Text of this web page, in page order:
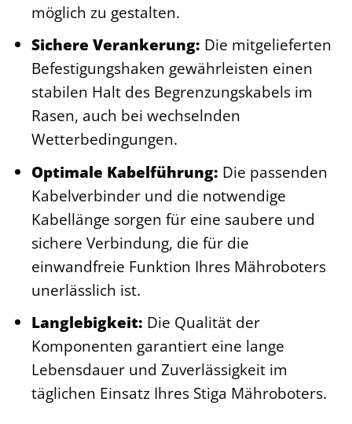
möglich zu gestalten.
Sichere Verankerung: Die mitgelieferten
Befestigungshaken gewährleisten einen
stabilen Halt des Begrenzungskabels im
Rasen, auch bei wechselnden
Wetterbedingungen.
Optimale Kabelführung: Die passenden
Kabelverbinder und die notwendige
Kabellänge sorgen für eine saubere und
sichere Verbindung, die für die
einwandfreie Funktion Ihres Mähroboters
unerlässlich ist.
Langlebigkeit: Die Qualität der
Komponenten garantiert eine lange
Lebensdauer und Zuverlässigkeit im
täglichen Einsatz Ihres Stiga Mähroboters.